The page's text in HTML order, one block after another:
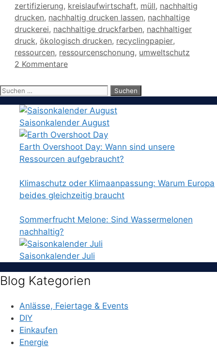
zertifizierung, kreislaufwirtschaft, müll, nachhaltig
drucken, nachhaltig drucken lassen, nachhaltige
druckerei, nachhaltige druckfarben, nachhaltiger
druck, ökologisch drucken, recyclingpapier,
ressourcen, ressourcenschonung, umweltschutz
2 Kommentare
Suchen
Saisonkalender August
Earth Overshoot Day: Wann sind unsere
Ressourcen aufgebraucht?
Klimaschutz oder Klimaanpassung: Warum Europa
beides gleichzeitig braucht
Sommerfrucht Melone: Sind Wassermelonen
nachhaltig?
Saisonkalender Juli
Blog Kategorien
Anlässe, Feiertage & Events
DIY
Einkaufen
Energie